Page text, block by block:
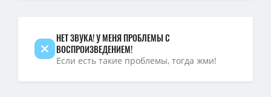
Пятьдесят оттенков серого / Fifty Shades of Grey / 2015 / ДБ /
НЕТ ЗВУКА! У МЕНЯ ПРОБЛЕМЫ С
ВОСПРОИЗВЕДЕНИЕМ!
Если есть такие проблемы, тогда жми!